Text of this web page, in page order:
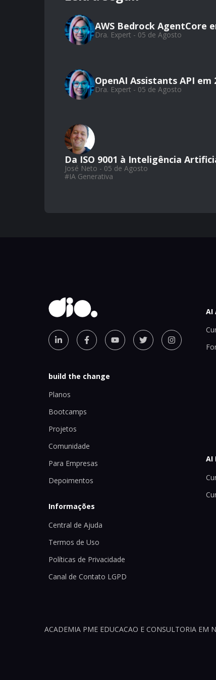
AWS Bedrock AgentCore
Dra. Expert - 05 de Agosto
OpenAI Assistants API
Dra. Expert - 05 de Agosto
Da ISO 9001 à Inteligência
José Neto - 05 de Agosto
#IA Generativa
build the change
Planos
Bootcamps
Projetos
Comunidade
Para Empresas
Depoimentos
Informações
Central de Ajuda
Termos de Uso
Políticas de Privacidade
Canal de Contato LGPD
AI
AI
ACADEMIA PME EDUCACAO E CONSULTORIA EM